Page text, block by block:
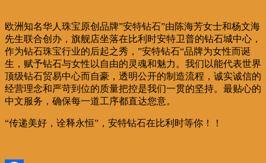
欧洲知名华人珠宝原创品牌”安特钻石”由陈海芳女士和杨文海
先生联合创办，旗舰店坐落在比利时安特卫普的钻石城中心，
作为钻石珠宝行业的后起之秀，”安特钻石“品牌为女性而诞
生，赋予钻石与女性以自由的灵魂和魅力。我们以能代表世界
顶级钻石贸易中心而自豪，透明公开的制造流程，诚实诚信的
经营理念和严苛到位的质量把控是我们一贯的坚持。最贴心的
中文服务，确保每一道工序都直达您意。
“传递美好，诠释永恒”，安特钻石在比利时等你！！